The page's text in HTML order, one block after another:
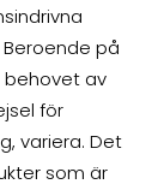
på
behovet av
för
variera. Det
som är